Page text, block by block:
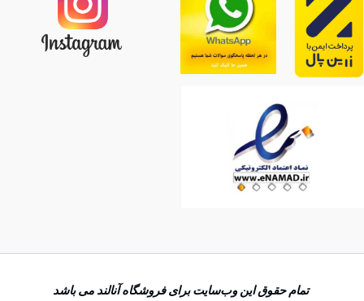
تمام حقوق اين وب‌سايت برای فروشگاه آنالند می باشد